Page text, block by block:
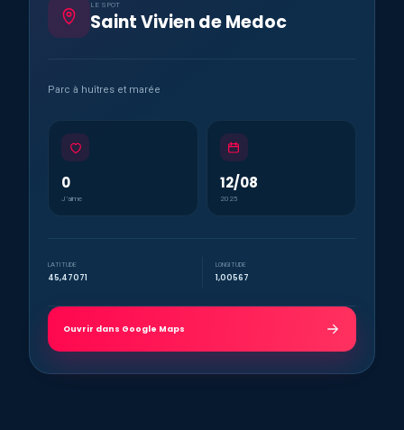
LE SPOT
Saint Vivien de Medoc
Parc à huîtres et marée
0
J’aime
12/08
2025
LATITUDE
45,47071
LONGITUDE
1,00567
Ouvrir dans Google Maps